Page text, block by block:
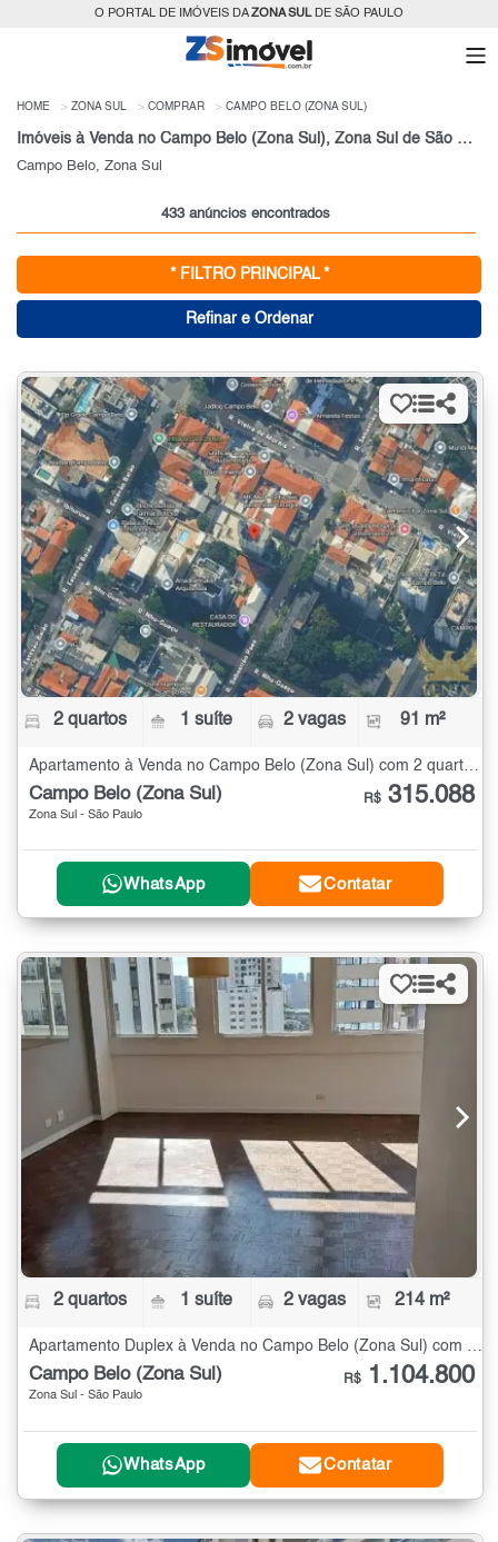
O PORTAL DE IMÓVEIS DAZONA SULDE SÃO PAULO
HOME ZONA SUL COMPRAR CAMPO BELO (ZONA SUL)
Imóveis à Venda no Campo Belo (Zona Sul), Zona Sul de São Paulo
Campo Belo, Zona Sul
433 anúncios encontrados
* FILTRO PRINCIPAL *
Refinar e Ordenar
2 quartos 1 suíte 2 vagas 91 m²
Apartamento à Venda no Campo Belo (Zona Sul) com 2 quartos - 91 m²
Campo Belo (Zona Sul)
Zona Sul - São Paulo
R$ 315.088
WhatsApp Contatar
2 quartos 1 suíte 2 vagas 214 m²
Apartamento Duplex à Venda no Campo Belo (Zona Sul) com 2 quartos - 214 m²
Campo Belo (Zona Sul)
Zona Sul - São Paulo
R$ 1.104.800
WhatsApp Contatar